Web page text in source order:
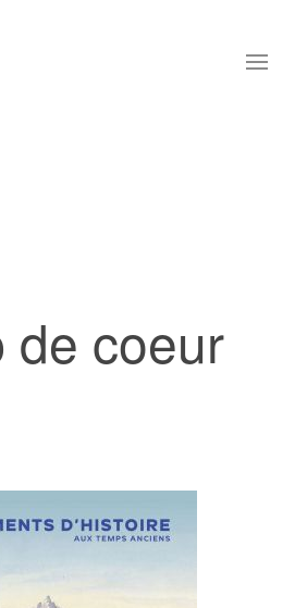
de coeur